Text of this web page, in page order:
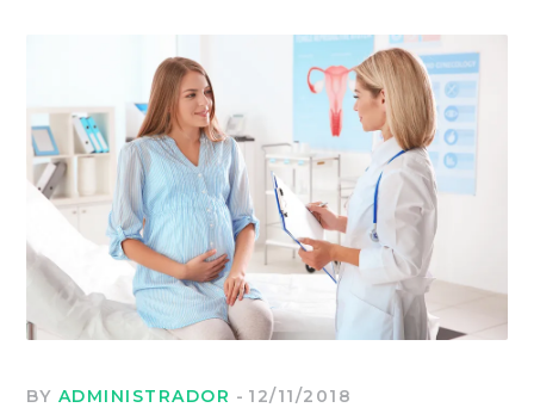
BY ADMINISTRADOR
12/11/2018